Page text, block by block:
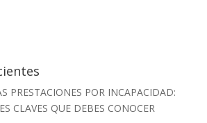
PRESTACIONES POR INCAPACIDAD:
CLAVES QUE DEBES CONOCER